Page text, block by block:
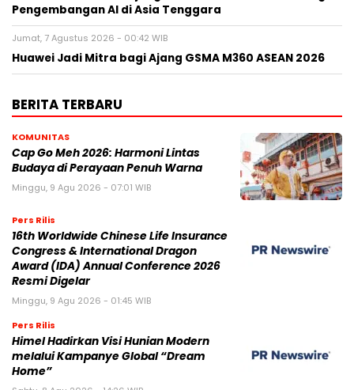
Pengembangan AI di Asia Tenggara
Jumat, 7 Agustus 2026 - 00:42 WIB
Huawei Jadi Mitra bagi Ajang GSMA M360 ASEAN 2026
BERITA TERBARU
KOMUNITAS
Cap Go Meh 2026: Harmoni Lintas
Budaya di Perayaan Penuh Warna
Minggu, 9 Agu 2026 - 07:01 WIB
Pers Rilis
16th Worldwide Chinese Life Insurance
Congress & International Dragon
Award (IDA) Annual Conference 2026
Resmi Digelar
Minggu, 9 Agu 2026 - 01:45 WIB
Pers Rilis
Himel Hadirkan Visi Hunian Modern
melalui Kampanye Global “Dream
Home”